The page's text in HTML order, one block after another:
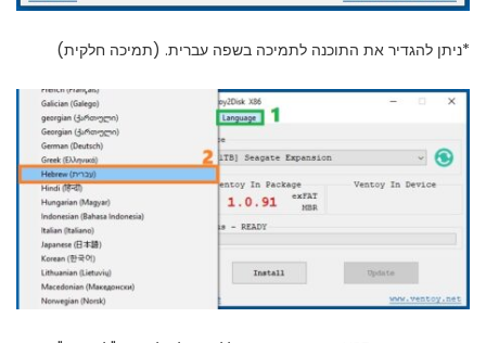
*ניתן להגדיר את התוכנה לתמיכה בשפה עברית. (תמיכה חלקית)